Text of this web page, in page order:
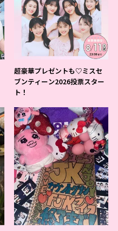
超豪華プレゼントも♡ミスセ
ブンティーン2026投票スター
ト！